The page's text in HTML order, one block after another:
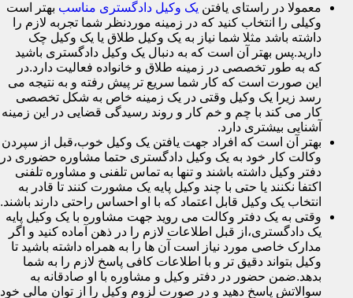
معمولا در راستای یافتن یک وکیل دادگستری مناسب بهتر است
وکیلی را انتخاب کنید که در زمینه موردنظر شما تجربه لازم را
داشته باشد مثلا شما نیاز به یک وکیل طلاق یا یک وکیل چک
دارید.پس بهتر آن است که به دنبال یک وکیل دادگستری باشید
که به طور تخصصی در زمینه طلاق و خانواده فعالیت دارد.در
این صورت است که کار شما سریع تر پیش رفته و به نتیجه می
رسد زیرا یک وکیل وقتی در یک زمینه خاص به شکل تخصصی
کار می کند با چم و خم کار و روند رسیدگی قضایی در این زمینه
آشنایی بیشتری دارد.
بهتر آن است که افراد جهت یافتن یک وکیل خوب،قبل از سپردن
وکالت کار خود به یک وکیل دادگستری حتما مشاوره حضوری در
دفتر وکیل داشته باشند و تنها به تماس تلفنی و مشاوره تلفنی
اکتفا نکنند یا حتی با چند وکیل پایه یک مشورت کنند تا قادر به
انتخاب یک وکیل قابل اعتماد که با او احساس راحتی دارند باشند.
وقتی به یک دفتر وکالت می روید جهت مشاوره با یک وکیل پایه
یک دادگستری،از قبل اطلاعات لازم را در ذهن آماده کنید و اگر
مدارک خاصی مورد نیاز است آن ها را به همراه داشته باشید تا
وکیل بتواند دقیق تر و با اطلاعات کافی پاسخ لازم را به شما
بدهد.ضمن حضور در دفتر وکیل و مشاوره با او صادقانه به
سوالاتش پاسخ دهید و در صورت لزوم وکیل را از توان مالی خود